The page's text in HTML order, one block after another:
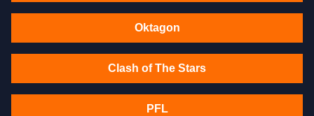
Oktagon
Clash of The Stars
PFL